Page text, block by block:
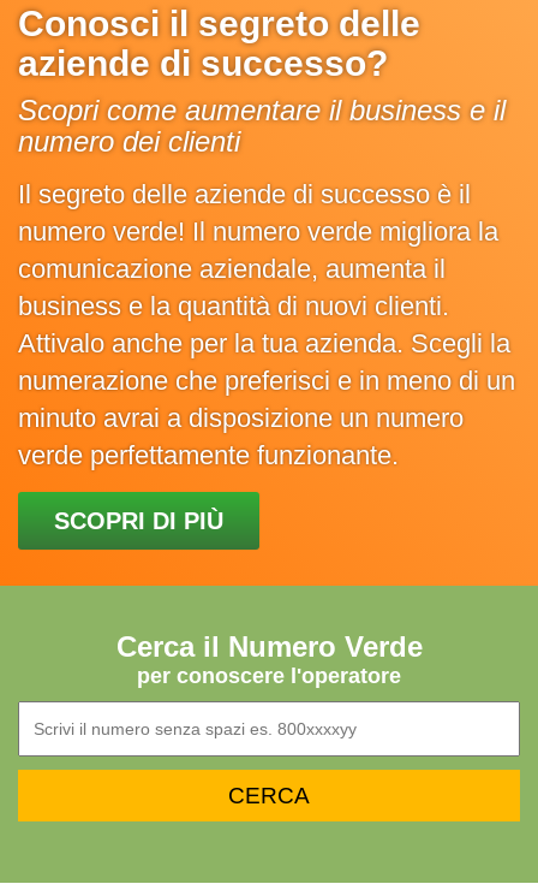
Conosci il segreto delle
aziende di successo?
Scopri come aumentare il business e il
numero dei clienti
Il segreto delle aziende di successo è il
numero verde! Il numero verde migliora la
comunicazione aziendale, aumenta il
business e la quantità di nuovi clienti.
Attivalo anche per la tua azienda. Scegli la
numerazione che preferisci e in meno di un
minuto avrai a disposizione un numero
verde perfettamente funzionante.
SCOPRI DI PIÙ
Cerca il Numero Verde
per conoscere l'operatore